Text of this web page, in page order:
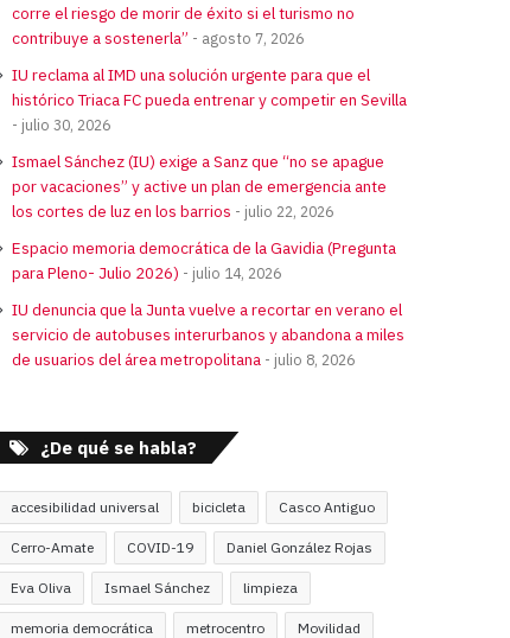
corre el riesgo de morir de éxito si el turismo no
contribuye a sostenerla”
agosto 7, 2026
IU reclama al IMD una solución urgente para que el
histórico Triaca FC pueda entrenar y competir en Sevilla
julio 30, 2026
Ismael Sánchez (IU) exige a Sanz que “no se apague
por vacaciones” y active un plan de emergencia ante
los cortes de luz en los barrios
julio 22, 2026
Espacio memoria democrática de la Gavidia (Pregunta
para Pleno- Julio 2026)
julio 14, 2026
IU denuncia que la Junta vuelve a recortar en verano el
servicio de autobuses interurbanos y abandona a miles
de usuarios del área metropolitana
julio 8, 2026
¿De qué se habla?
accesibilidad universal bicicleta Casco Antiguo
Cerro-Amate COVID-19 Daniel González Rojas
Eva Oliva Ismael Sánchez limpieza
memoria democrática metrocentro Movilidad